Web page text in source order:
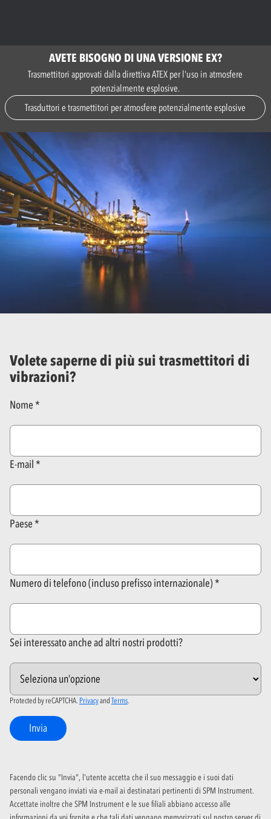
AVETE BISOGNO DI UNA VERSIONE EX?
Trasmettitori approvati dalla direttiva ATEX per l'uso in atmosfere
potenzialmente esplosive.
Trasduttori e trasmettitori per atmosfere potenzialmente esplosive
Volete saperne di più sui trasmettitori di
vibrazioni?
Nome
E-mail
Paese
Numero di telefono (incluso prefisso internazionale)
Sei interessato anche ad altri nostri prodotti?
Protected by reCAPTCHA. Privacyand Terms.
Invia
Facendo clic su "Invia", l'utente accetta che il suo messaggio e i suoi dati
personali vengano inviati via e-mail ai destinatari pertinenti di SPM Instrument.
Accettate inoltre che SPM Instrument e le sue filiali abbiano accesso alle